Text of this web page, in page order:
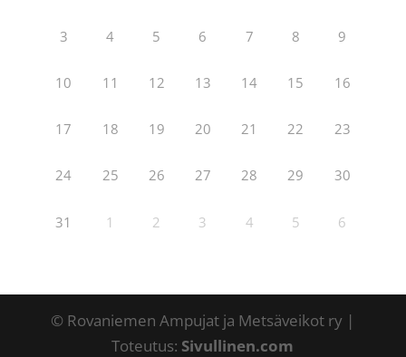
3 4 5 6 7 8 9
10 11 12 13 14 15 16
17 18 19 20 21 22 23
24 25 26 27 28 29 30
31 1 2 3 4 5 6
© Rovaniemen Ampujat ja Metsäveikot ry |
Toteutus: Sivullinen.com